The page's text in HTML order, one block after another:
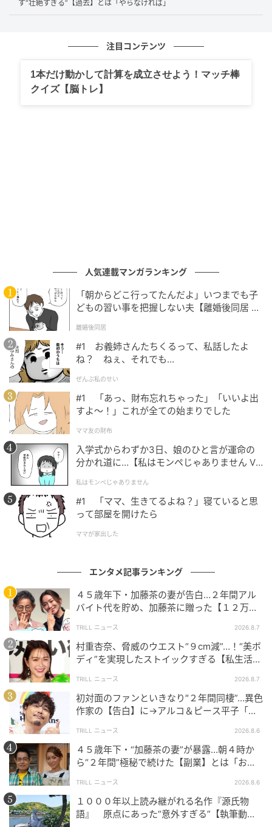
ご飯も食べられないような人”に見えたと当時を振り返
ります。
ですが、実情は好き嫌いで肉や魚が食べられないだけ
だったようです。「毎日ポテトチップスと牛乳しか食
せない」と話すと、庵野さんもそのような（食べられ
ないような）表情をして、「不憫に感じた社長が2億円
出そうと発言するほど」だったんだとか。
いきなり、2億円という大金を出してもよいと思わせる
ほどの話術や策略には驚きですね。これには「社長の
周りが慌てて止めて、300万円からと懇願していた」
そうです。
「本当に喋りが面白い…」「口を開くたびに面
白いな」
(C)テレビ朝日
岡田さんの読み通り、ロマンを感じてくれたのか庵野
さんの一芝居もあり契約を果たし東京進出を確実なも
のにしたことが明らかになりました。夢を叶えるため
には、ときに貪欲に確実で戦略的に進めていくことの
重要性が伝わってきます。
踏み込む姿勢が後の数々のヒット作品の土台になって
す“壮絶すぎる”【過去】とは「やらなければ」
注目コンテンツ
1本だけ動かして計算を成立させよう！マッチ棒
クイズ【脳トレ】
人気連載マンガランキング
「朝からどこ行ってたんだよ」いつまでも子
どもの習い事を把握しない夫【離婚後同居 Vo
離婚後同居
#1 お義姉さんたちくるって、私話したよ
ね？ ねぇ、それでも…
ぜんぶ私のせい
#1 「あっ、財布忘れちゃった」「いいよ出
すよ〜！」これが全ての始まりでした
ママ友の財布
入学式からわずか3日、娘のひと言が運命の
分かれ道に…【私はモンペじゃありません Vo
私はモンペじゃありません
#1 「ママ、生きてるよね？」寝ていると思
って部屋を開けたら
ママが家出した
エンタメ記事ランキング
４５歳年下・加藤茶の妻が告白…２年間アル
バイト代を貯め、加藤茶に贈った【１２万円
TRILL ニュース 2026.8.7
村重杏奈、脅威のウエスト“９cm減”…！“美ボ
ディ”を実現したストイックすぎる【私生活】
TRILL ニュース 2026.8.7
初対面のファンといきなり″２年間同棲”…異色
作家の【告白】に→アルコ＆ピース平子「段
TRILL ニュース 2026.8.6
４５歳年下・“加藤茶の妻”が暴露…朝４時か
ら“２年間”極秘で続けた【副業】とは「お金
TRILL ニュース 2026.8.6
１０００年以上読み継がれる名作『源氏物
語』 原点にあった“意外すぎる”【執筆動